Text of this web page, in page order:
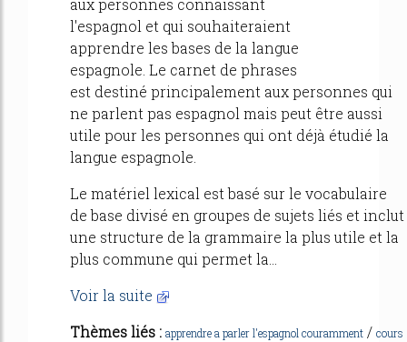
aux personnes connaissant
l'espagnol et qui souhaiteraient
apprendre les bases de la langue
espagnole. Le carnet de phrases
est destiné principalement aux personnes qui
ne parlent pas espagnol mais peut être aussi
utile pour les personnes qui ont déjà étudié la
langue espagnole.
Le matériel lexical est basé sur le vocabulaire
de base divisé en groupes de sujets liés et inclut
une structure de la grammaire la plus utile et la
plus commune qui permet la...
Voir la suite
Thèmes liés : apprendre a parler l'espagnol couramment / cours